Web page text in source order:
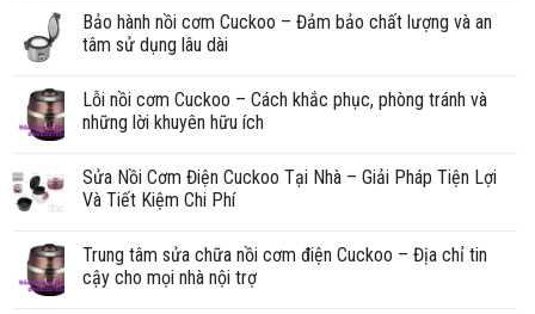
Bảo hành nồi cơm Cuckoo – Đảm bảo chất lượng và an
tâm sử dụng lâu dài
Lỗi nồi cơm Cuckoo – Cách khắc phục, phòng tránh và
những lời khuyên hữu ích
Sửa Nồi Cơm Điện Cuckoo Tại Nhà – Giải Pháp Tiện Lợi
Và Tiết Kiệm Chi Phí
Trung tâm sửa chữa nồi cơm điện Cuckoo – Địa chỉ tin
cậy cho mọi nhà nội trợ